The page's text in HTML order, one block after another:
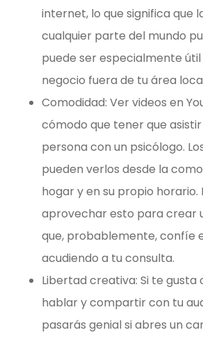
internet, lo que significa que
cualquier parte del mundo
puede ser especialmente
negocio fuera de tu área
Comodidad: Ver videos en
cómodo que tener que asistir
persona con un psicólogo.
pueden verlos desde la
hogar y en su propio horario.
aprovechar esto para crear
que, probablemente, confíe
acudiendo a tu consulta.
Libertad creativa: Si te
hablar y compartir con tu
pasarás genial si abres un